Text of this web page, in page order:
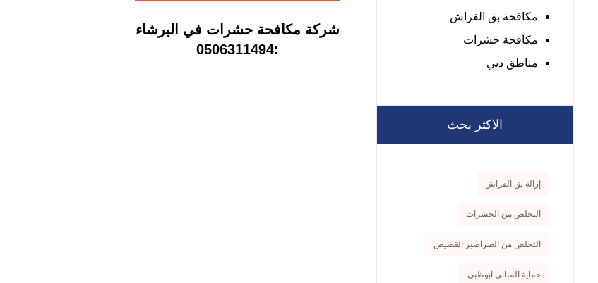
شركة مكافحة حشرات في البرشاء
:0506311494
مكافحة بق الفراش
مكافحة حشرات
مناطق دبي
الاكثر بحث
إزالة بق الفراش
التخلص من الحشرات
التخلص من الصراصير القصيص
حماية المباني ابوظبي